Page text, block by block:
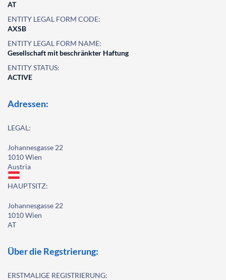
AT
ENTITY LEGAL FORM CODE:
AXSB
ENTITY LEGAL FORM NAME:
Gesellschaft mit beschränkter Haftung
ENTITY STATUS:
ACTIVE
Adressen:
LEGAL:
Johannesgasse 22
1010 Wien
Austria
HAUPTSITZ:
Johannesgasse 22
1010 Wien
AT
Über die Regstrierung:
ERSTMALIGE REGISTRIERUNG: